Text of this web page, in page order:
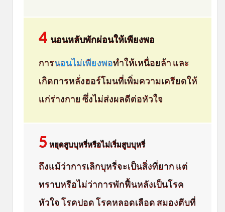
4 นอนหลับพักผ่อนให้เพียงพอ
การนอนไม่เพียงพอทำให้เหนื่อยล้า และ
เกิดการหลั่งฮอร์โมนที่เพิ่มความเครียดให้
แก่ร่างกาย ซึ่งไม่ส่งผลดีต่อหัวใจ
5 หยุดสูบบุหรี่หรือไม่เริ่มสูบบุหรี่
ถึงแม้ว่าการเลิกบุหรี่จะเป็นสิ่งที่ยาก แต่
ทราบหรือไม่ว่าการพักฟื้นหลังเป็นโรค
หัวใจ โรคปอด โรคหลอดเลือด สมองตีบที่